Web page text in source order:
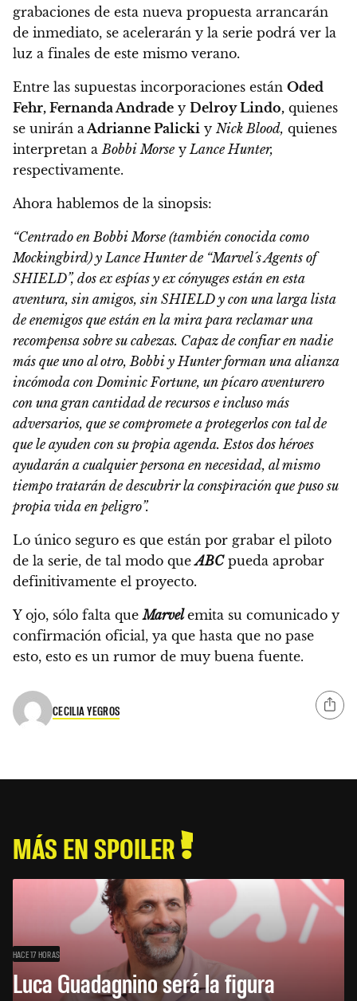
grabaciones de esta nueva propuesta arrancarán
de inmediato, se acelerarán y la serie podrá ver la
luz a finales de este mismo verano.
Entre las supuestas incorporaciones están Oded
Fehr, Fernanda Andrade y Delroy Lindo, quienes
se unirán a Adrianne Palicki y Nick Blood, quienes
interpretan a Bobbi Morse y Lance Hunter,
respectivamente.
Ahora hablemos de la sinopsis:
“Centrado en Bobbi Morse (también conocida como
Mockingbird) y Lance Hunter de “Marvel´s Agents of
SHIELD”, dos ex espías y ex cónyuges están en esta
aventura, sin amigos, sin SHIELD y con una larga lista
de enemigos que están en la mira para reclamar una
recompensa sobre su cabezas. Capaz de confiar en nadie
más que uno al otro, Bobbi y Hunter forman una alianza
incómoda con Dominic Fortune, un pícaro aventurero
con una gran cantidad de recursos e incluso más
adversarios, que se compromete a protegerlos con tal de
que le ayuden con su propia agenda. Estos dos héroes
ayudarán a cualquier persona en necesidad, al mismo
tiempo tratarán de descubrir la conspiración que puso su
propia vida en peligro”.
Lo único seguro es que están por grabar el piloto
de la serie, de tal modo queABCpueda aprobar
definitivamente el proyecto.
Y ojo, sólo falta queMarvel emita su comunicado y
confirmación oficial, ya que hasta que no pase
esto, esto es un rumor de muy buena fuente.
CECILIA YEGROS
MÁS EN SPOILER
HACE 17 HORAS
Luca Guadagnino será la figura